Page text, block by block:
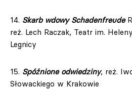
14. Skarb wdowy Schadenfreude
reż. Lech Raczak, Teatr im.
Legnicy
15. Spóźnione odwiedziny, reż.
Słowackiego w Krakowie